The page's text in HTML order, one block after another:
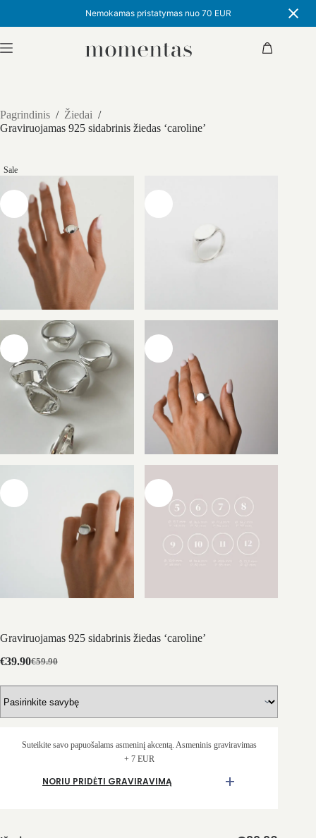
Nemokamas pristatymas nuo 70 EUR
to
Shopping
Pagrindinis / Žiedai /
Graviruojamas 925 sidabrinis žiedas ‘caroline’
Sale
Graviruojamas 925 sidabrinis žiedas ‘caroline’
€59.90
Original
€59.90.
€39.90Current
€39.90.
Suteikite savo papuošalams asmeninį akcentą. Asmeninis graviravimas
+ 7 EUR
NORIU PRIDĖTI GRAVIRAVIMĄ